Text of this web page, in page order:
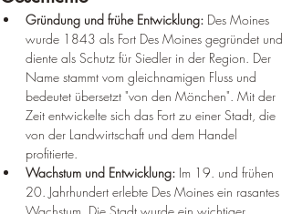
Gründung und frühe Entwicklung: Des Moines
wurde 1843 als Fort Des Moines gegründet und
diente als Schutz für Siedler in der Region. Der
Name stammt vom gleichnamigen Fluss und
bedeutet übersetzt "von den Mönchen". Mit der
Zeit entwickelte sich das Fort zu einer Stadt, die
von der Landwirtschaft und dem Handel
profitierte.
Wachstum und Entwicklung: Im 19. und frühen
20. Jahrhundert erlebte Des Moines ein rasantes